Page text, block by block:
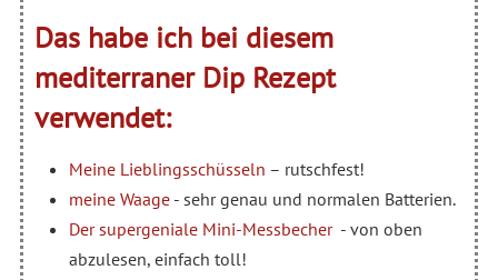
Das habe ich bei diesem
mediterraner Dip Rezept
verwendet:
Meine Lieblingsschüsseln – rutschfest!
meine Waage- sehr genau und normalen Batterien.
Der supergeniale Mini-Messbecher - von oben
abzulesen, einfach toll!